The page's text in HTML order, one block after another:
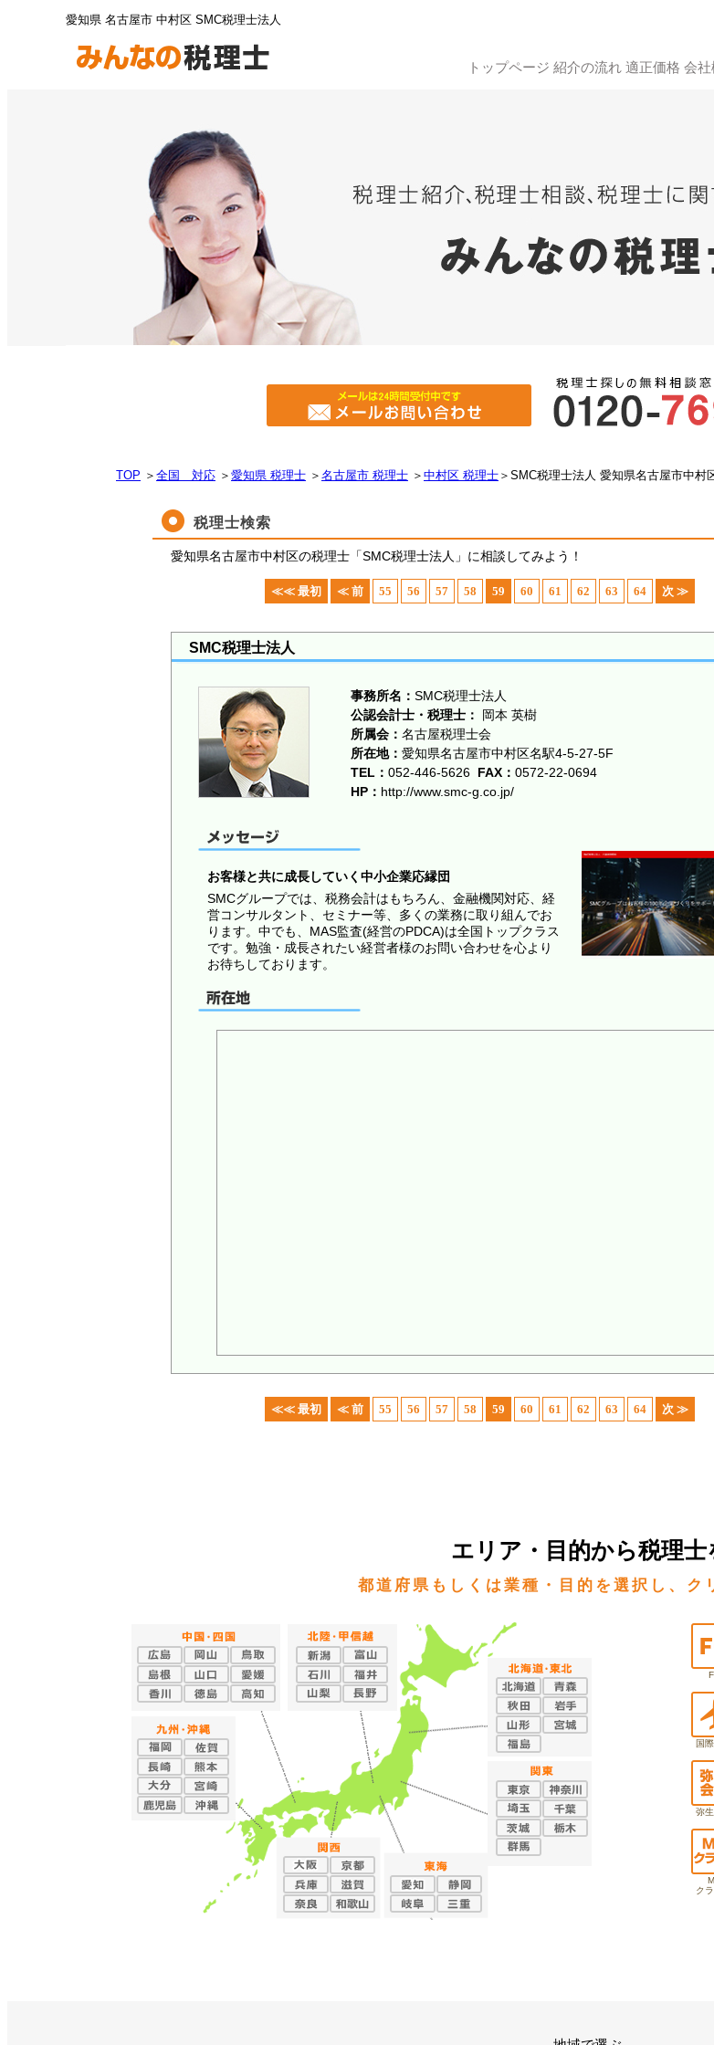
愛知県 名古屋市 中村区 SMC税理士法人
トップページ 紹介の流れ 適正価格 会
TOP ＞ 全国 対応 ＞ 愛知県 税理士 ＞ 名古屋市 税理士 ＞ 中村区 税理士 ＞ SMC税理士法人 愛知県名古屋市中村
税理士検索
愛知県名古屋市中村区の税理士「SMC税理士法人」に相談してみよう！
≪≪ 最初 ≪ 前 55 56 57 58 59 60 61 62 63 64 次 ≫
SMC税理士法人
事務所名： SMC税理士法人
公認会計士・税理士：
岡本 英樹
所属会： 名古屋税理士会
所在地： 愛知県名古屋市中村区名駅4-5-27-5F
TEL： 052-446-5626 FAX： 0572-22-0694
HP： http://www.smc-g.co.jp/
お客様と共に成長していく中小企業応縁団
SMCグループでは、税務会計はもちろん、金融機関対応、経
営コンサルタント、セミナー等、多くの業務に取り組んでお
ります。中でも、MAS監査(経営のPDCA)は全国トップクラス
です。勉強・成長されたい経営者様のお問い合わせを心より
お待ちしております。
≪≪ 最初 ≪ 前 55 56 57 58 59 60 61 62 63 64 次 ≫
エリア・目的から税理士
都道府県もしくは業種・目的を選択し、ク
国
弥
ク